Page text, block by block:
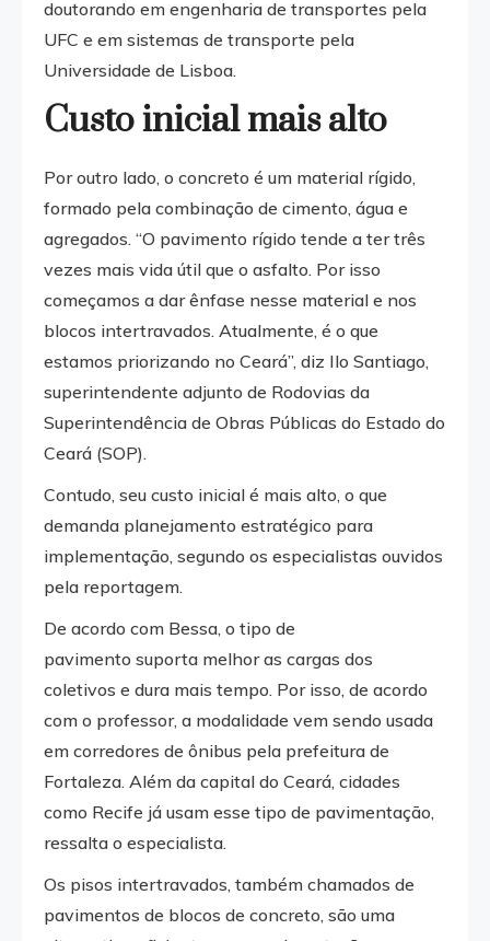
doutorando em engenharia de transportes pela
UFC e em sistemas de transporte pela
Universidade de Lisboa.
Custo inicial mais alto
Por outro lado, o concreto é um material rígido,
formado pela combinação de cimento, água e
agregados. “O pavimento rígido tende a ter três
vezes mais vida útil que o asfalto. Por isso
começamos a dar ênfase nesse material e nos
blocos intertravados. Atualmente, é o que
estamos priorizando no Ceará”, diz Ilo Santiago,
superintendente adjunto de Rodovias da
Superintendência de Obras Públicas do Estado do
Ceará (SOP).
Contudo, seu custo inicial é mais alto, o que
demanda planejamento estratégico para
implementação, segundo os especialistas ouvidos
pela reportagem.
De acordo com Bessa, o tipo de
pavimento suporta melhor as cargas dos
coletivos e dura mais tempo. Por isso, de acordo
com o professor, a modalidade vem sendo usada
em corredores de ônibus pela prefeitura de
Fortaleza. Além da capital do Ceará, cidades
como Recife já usam esse tipo de pavimentação,
ressalta o especialista.
Os pisos intertravados, também chamados de
pavimentos de blocos de concreto, são uma